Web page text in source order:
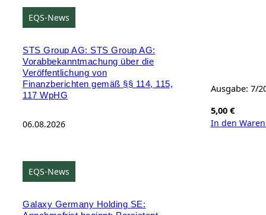
EQS-News
STS Group AG: STS Group AG:
Vorabbekanntmachung über die
Veröffentlichung von
Finanzberichten gemäß §§ 114, 115,
117 WpHG
06.08.2026
EQS-News
Galaxy Germany Holding SE:
Ausgabe: 7/
5,00 €
In den